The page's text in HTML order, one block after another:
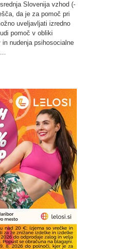
Slovenija vzhod (-
da je za pomoč pri
uveljavljati izredno
pomoč v obliki
nudenja psihosocialne